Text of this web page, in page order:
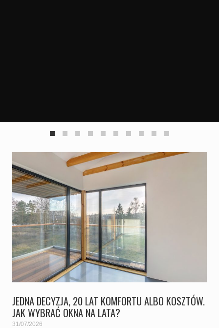
JEDNA DECYZJA, 20 LAT KOMFORTU ALBO KOSZTÓW.
JAK WYBRAĆ OKNA NA LATA?
31/07/2026